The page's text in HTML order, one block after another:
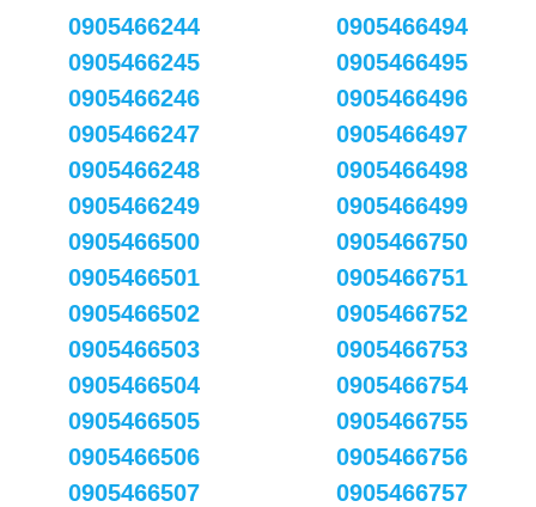
0905466244
0905466245
0905466246
0905466247
0905466248
0905466249
0905466494
0905466495
0905466496
0905466497
0905466498
0905466499
0905466500
0905466501
0905466502
0905466503
0905466504
0905466505
0905466506
0905466507
0905466750
0905466751
0905466752
0905466753
0905466754
0905466755
0905466756
0905466757